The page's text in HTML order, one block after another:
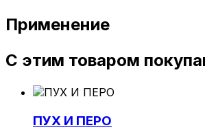
Применение
С этим товаром
ПУХ И ПЕРО